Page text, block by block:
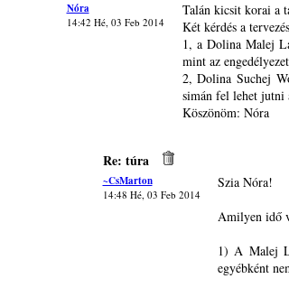
Nóra
14:42 Hé, 03 Feb 2014
Talán kicsit korai a
Két kérdés a
1, a Dolina Malej
mint az
2, Dolina Suchej
simán fel lehet jutni
Köszönöm: Nóra
Re: túra
~CsMarton
14:48 Hé, 03 Feb 2014
Szia Nóra!
Amilyen idő
1) A Malej
egyébként